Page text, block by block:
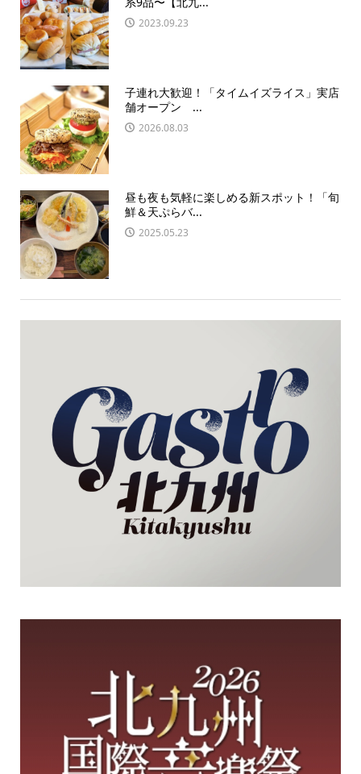
2023.09.23
子連れ大歓迎！「タイムイズライス」実店
舗オープン ...
2026.08.03
昼も夜も気軽に楽しめる新スポット！「旬
鮮＆天ぷらバ...
2025.05.23